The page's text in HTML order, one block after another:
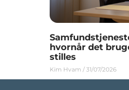
hvornår det
stilles
Kim Hvam 31/07/2026